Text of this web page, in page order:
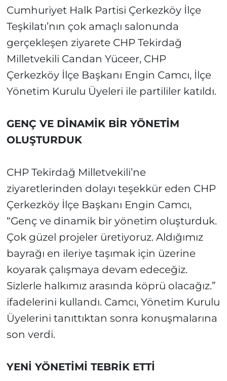
Cumhuriyet Halk Partisi Çerkezköy İlçe
Teşkilatı’nın çok amaçlı salonunda
gerçekleşen ziyarete CHP Tekirdağ
Milletvekili Candan Yüceer, CHP
Çerkezköy İlçe Başkanı Engin Camcı, İlçe
Yönetim Kurulu Üyeleri ile partililer katıldı.
GENÇ VE DİNAMİK BİR YÖNETİM
OLUŞTURDUK
CHP Tekirdağ Milletvekili’ne
ziyaretlerinden dolayı teşekkür eden CHP
Çerkezköy İlçe Başkanı Engin Camcı,
“Genç ve dinamik bir yönetim oluşturduk.
Çok güzel projeler üretiyoruz. Aldığımız
bayrağı en ileriye taşımak için üzerine
koyarak çalışmaya devam edeceğiz.
Sizlerle halkımız arasında köprü olacağız.”
ifadelerini kullandı. Camcı, Yönetim Kurulu
Üyelerini tanıttıktan sonra konuşmalarına
son verdi.
YENİ YÖNETİMİ TEBRİK ETTİ